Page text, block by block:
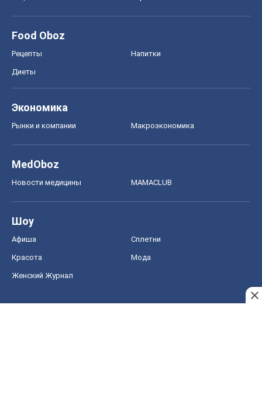
Food Oboz
Рецепты Напитки
Диеты
Экономика
Рынки и компании Mакроэкономика
MedOboz
Новости медицины MAMACLUB
Шоу
Афиша Сплетни
Красота Мода
Женский Журнал